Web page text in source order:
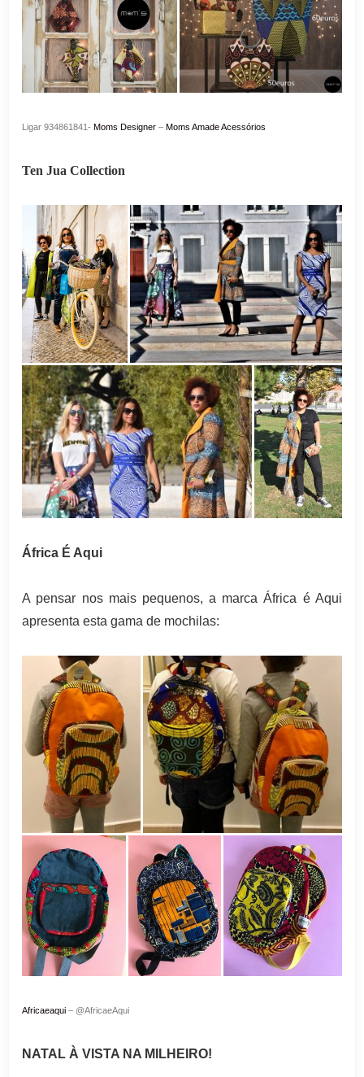
Ligar 934861841-Moms Designer –Moms Amade Acessórios
Ten Jua Collection
África É Aqui
A pensar nos mais pequenos, a marca África é Aqui
apresenta esta gama de mochilas:
Africaeaqui – @AfricaeAqui
NATAL À VISTA NA MILHEIRO!